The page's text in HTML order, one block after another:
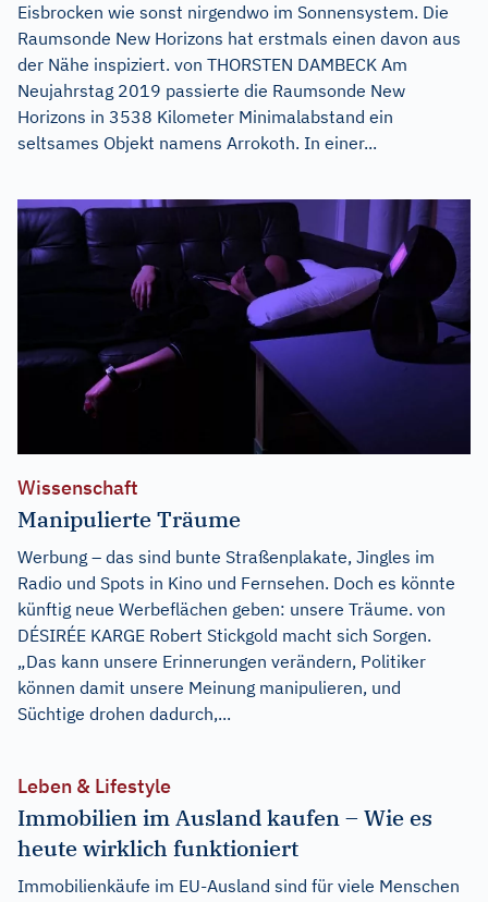
Eisbrocken wie sonst nirgendwo im Sonnensystem. Die
Raumsonde New Horizons hat erstmals einen davon aus
der Nähe inspiziert. von THORSTEN DAMBECK Am
Neujahrstag 2019 passierte die Raumsonde New
Horizons in 3538 Kilometer Minimalabstand ein
seltsames Objekt namens Arrokoth. In einer...
Wissenschaft
Manipulierte Träume
Werbung – das sind bunte Straßenplakate, Jingles im
Radio und Spots in Kino und Fernsehen. Doch es könnte
künftig neue Werbeflächen geben: unsere Träume. von
DÉSIRÉE KARGE Robert Stickgold macht sich Sorgen.
„Das kann unsere Erinnerungen verändern, Politiker
können damit unsere Meinung manipulieren, und
Süchtige drohen dadurch,...
Leben & Lifestyle
Immobilien im Ausland kaufen – Wie es
heute wirklich funktioniert
Immobilienkäufe im EU-Ausland sind für viele Menschen